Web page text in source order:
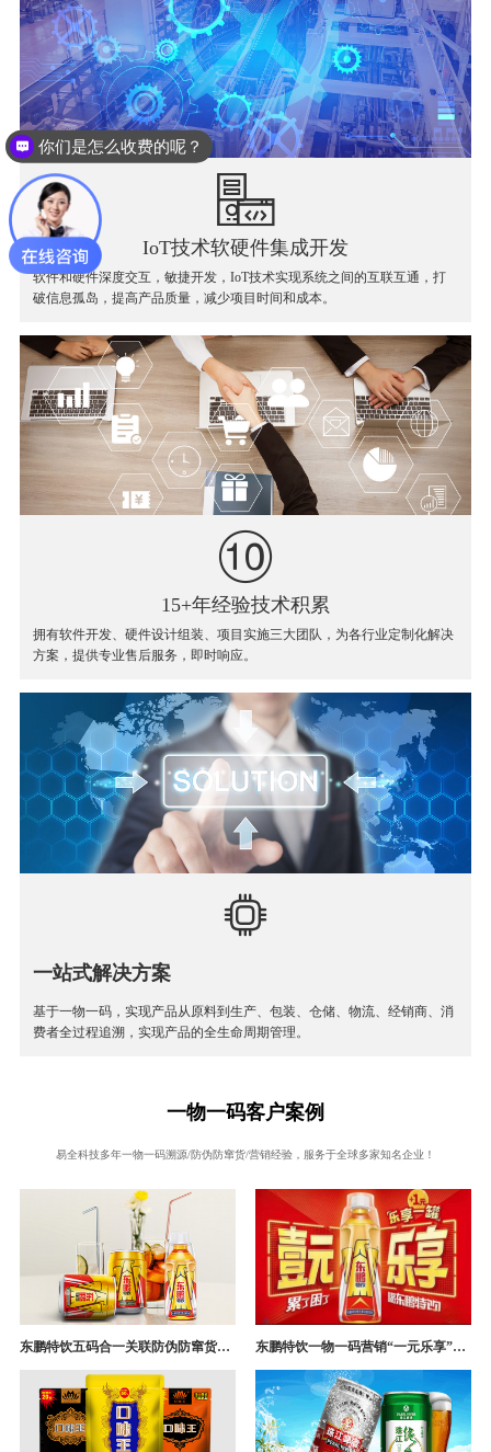
IoT技术软硬件集成开发
软件和硬件深度交互，敏捷开发，IoT技术实现系统之间的互联互通，打
破信息孤岛，提高产品质量，减少项目时间和成本。
15+年经验技术积累
拥有软件开发、硬件设计组装、项目实施三大团队，为各行业定制化解决
方案，提供专业售后服务，即时响应。
一站式解决方案
基于一物一码，实现产品从原料到生产、包装、仓储、物流、经销商、消
费者全过程追溯，实现产品的全生命周期管理。
一物一码客户案例
易全科技多年一物一码溯源/防伪防窜货/营销经验，服务于全球多家知名企业！
东鹏特饮五码合一关联防伪防窜货追溯系统成功案例 东鹏特饮一物一码营销“一元乐享”案例分析
你们是怎么收费的呢？
案例方案